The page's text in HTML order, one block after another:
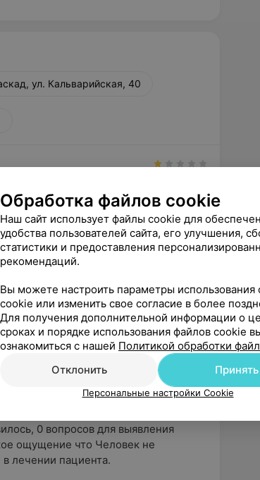
ул. Кальварийская, 40
14.07.26 с ребенком в каскаде.
Детский уролог, должен хоть
к р...
ул. Кальварийская, 40
Рекомендую
Овчинникову Алексею Юрьевичу
подход к ребенку, грамотную
доброжелательно...
0 вопросов для выявления
ощущение что Человек не
в лечении пациента.
Обработка файлов cookie
Наш сайт использует файлы cookie для
удобства пользователей сайта, его улучшения,
статистики и предоставления
рекомендаций.
Вы можете настроить параметры использования
cookie или изменить свое согласие в более
Для получения дополнительной информации о
сроках и порядке использования файлов cookie
ознакомиться с нашей Политикой обработки
Отклонить
Принять
Персональные настройки Cookie